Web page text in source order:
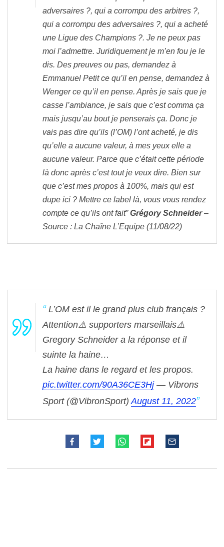
adversaires ?, qui a corrompu des arbitres ?,
qui a corrompu des adversaires ?, qui a acheté
une Ligue des Champions ?. Je ne peux pas
moi l’admettre. Juridiquement je m’en fou je le
dis. Des preuves ou pas, demandez à
Emmanuel Petit ce qu’il en pense, demandez à
Wenger ce qu’il en pense. Après je sais que je
casse l’ambiance, je sais que c’est comma ça
mais jusqu’au bout je penserais ça. Donc je
vais pas dire qu’ils (l’OM) l’ont acheté, je dis
qu’elle a aucune valeur, à mes yeux elle a
aucune valeur. Parce que c’était cette période
là donc après c’est tout je veux dire. Bien sur
que c’est mes propos à 100%, mais qui est
dupe ici ? Mettre ce label là, vous vous rendez
compte ce qu’ils ont fait”Grégory Schneider–
Source : La Chaîne L’Equipe (11/08/22)
L’OM est il le grand plus club français ?
Attention⚠️ supporters marseillais⚠️
Gregory Schneider a la réponse et il
suinte la haine…
La haine dans le regard et les propos.
pic.twitter.com/90A36CE3Hj — Vibrons
Sport (@VibronSport) August 11, 2022